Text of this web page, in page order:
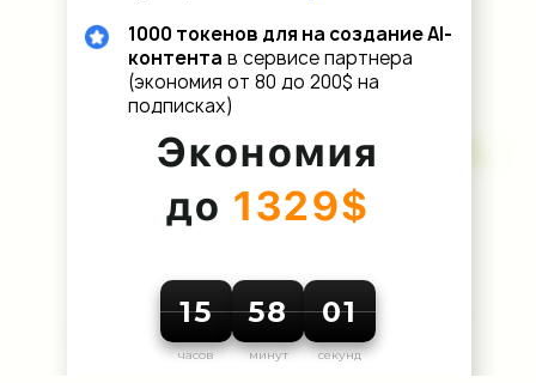
1000 токенов для на создание AI-
контента в сервисе партнера
(экономия от 80 до 200$ на
подписках)
Экономия
до 1329$
15
часов
58
минут
00
секунд